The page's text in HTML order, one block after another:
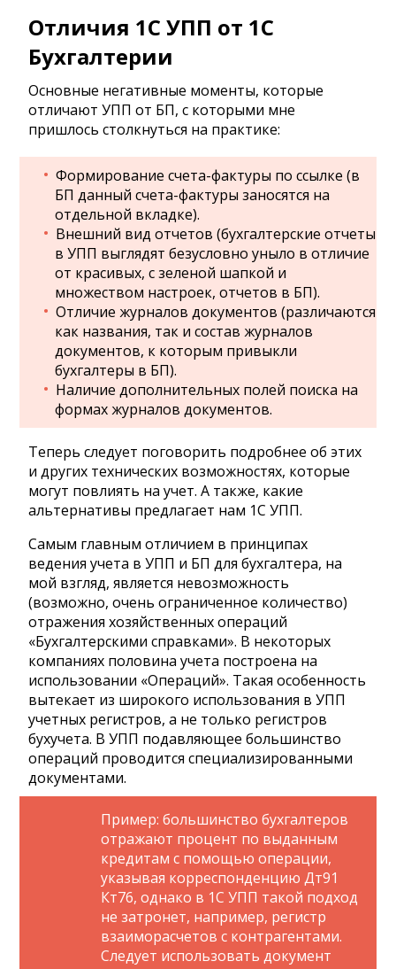
Отличия 1С УПП от 1С
Бухгалтерии
Основные негативные моменты, которые
отличают УПП от БП, с которыми мне
пришлось столкнуться на практике:
Формирование счета-фактуры по ссылке (в
БП данный счета-фактуры заносятся на
отдельной вкладке).
Внешний вид отчетов (бухгалтерские отчеты
в УПП выглядят безусловно уныло в отличие
от красивых, с зеленой шапкой и
множеством настроек, отчетов в БП).
Отличие журналов документов (различаются
как названия, так и состав журналов
документов, к которым привыкли
бухгалтеры в БП).
Наличие дополнительных полей поиска на
формах журналов документов.
Теперь следует поговорить подробнее об этих
и других технических возможностях, которые
могут повлиять на учет. А также, какие
альтернативы предлагает нам 1С УПП.
Самым главным отличием в принципах
ведения учета в УПП и БП для бухгалтера, на
мой взгляд, является невозможность
(возможно, очень ограниченное количество)
отражения хозяйственных операций
«Бухгалтерскими справками». В некоторых
компаниях половина учета построена на
использовании «Операций». Такая особенность
вытекает из широкого использования в УПП
учетных регистров, а не только регистров
бухучета. В УПП подавляющее большинство
операций проводится специализированными
документами.
Пример: большинство бухгалтеров
отражают процент по выданным
кредитам с помощью операции,
указывая корреспонденцию Дт91
Кт76, однако в 1С УПП такой подход
не затронет, например, регистр
взаиморасчетов с контрагентами.
Следует использовать документ